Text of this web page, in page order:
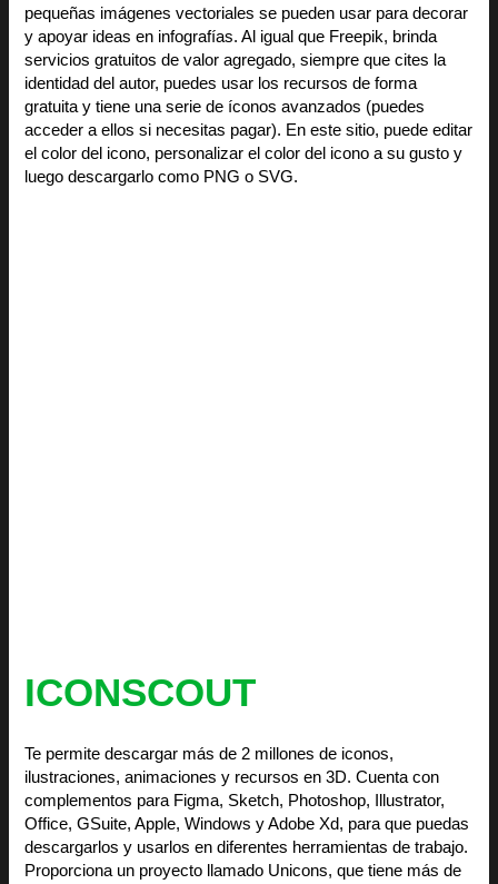
pequeñas imágenes vectoriales se pueden usar para decorar
y apoyar ideas en infografías. Al igual que Freepik, brinda
servicios gratuitos de valor agregado, siempre que cites la
identidad del autor, puedes usar los recursos de forma
gratuita y tiene una serie de íconos avanzados (puedes
acceder a ellos si necesitas pagar). En este sitio, puede editar
el color del icono, personalizar el color del icono a su gusto y
luego descargarlo como PNG o SVG.
ICONSCOUT
Te permite descargar más de 2 millones de iconos,
ilustraciones, animaciones y recursos en 3D. Cuenta con
complementos para Figma, Sketch, Photoshop, Illustrator,
Office, GSuite, Apple, Windows y Adobe Xd, para que puedas
descargarlos y usarlos en diferentes herramientas de trabajo.
Proporciona un proyecto llamado Unicons, que tiene más de